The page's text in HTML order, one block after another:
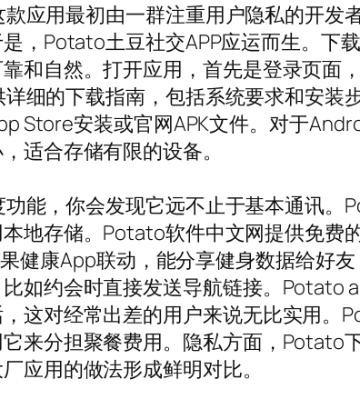
应用最初由一群注重用户隐私的开
，Potato土豆社交APP应运而生。
和自然。打开应用，首先是登录页面
细的下载指南，包括系统要求和安装
Store安装或官网APK文件。对于
适合存储有限的设备。
能，你会发现它远不止于基本通讯
地存储。Potato软件中文网提供免费
健康App联动，能分享健身数据给好
如约会时直接发送导航链接。Potato
这对经常出差的用户来说无比实用
来分担聚餐费用。隐私方面，Potato
应用的做法形成鲜明对比。